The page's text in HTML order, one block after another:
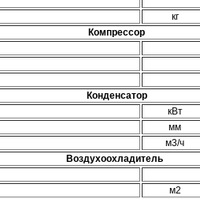
кг
Компрессор
Конденсатор
кВт
мм
м3/ч
Воздухоохладитель
м2